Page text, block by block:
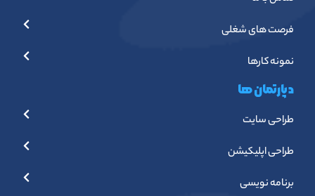
فرصت های شغلی
نمونه کارها
دپارتمان ها
طراحی سایت
طراحی اپلیکیشن
برنامه نویسی